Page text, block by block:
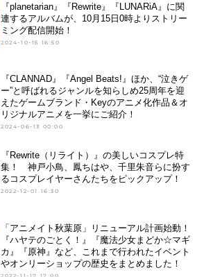
『planetarian』『Rewrite』『LUNARiA』に関
連するアルバムが、10月15日0時よりストリー
ミング配信開始！
2024-10-15 16:50
『CLANNAD』『Angel Beats!』ほか、“泣きゲ
ー”と呼ばれるジャンルを知らしめ25周年を迎
えたゲームブランド・Keyのアニメ化作品＆オ
リジナルアニメを一挙にご紹介！
2024-06-13 00:00
『Rewrite（リライト）』の美しいコスプレ特
集！ 神戸小鳥、鳳ちはや、千里朱音らに扮す
るコスプレイヤーさんたちをピックアップ！
2022-12-01 16:30
「アニメイト秋葉原」リニューアル計画始動！
『ハヤテのごとく！』『魔法少女まどか☆マギ
カ』『原神』など、これまで行われたイベント
やオンリーショップの歴史をまとめました！
2022-11-17 17:00